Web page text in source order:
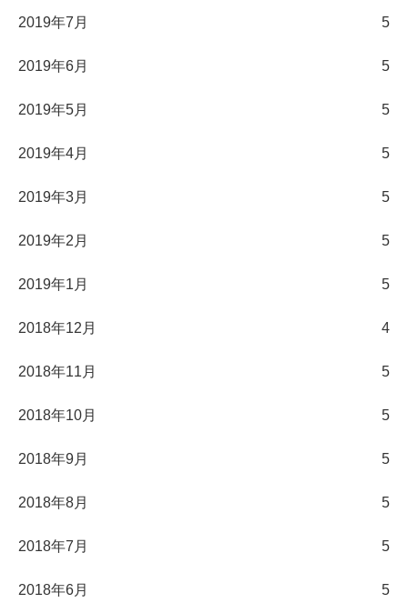
2019年7月 5
2019年6月 5
2019年5月 5
2019年4月 5
2019年3月 5
2019年2月 5
2019年1月 5
2018年12月 4
2018年11月 5
2018年10月 5
2018年9月 5
2018年8月 5
2018年7月 5
2018年6月 5